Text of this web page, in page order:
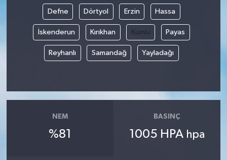
Defne Dörtyol Erzin Hassa
İskenderun Kırıkhan Kumlu Payas
Reyhanlı Samandağ Yayladağı
NEM
%81
BASINÇ
1005 HPA hpa